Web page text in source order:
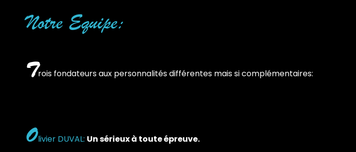
Notre Equipe:
Trois fondateurs aux personnalités différentes mais si complémentaires:
Olivier DUVAL: Un sérieux à toute épreuve.